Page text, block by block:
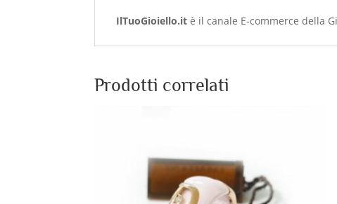
IlTuoGioiello.it è il canale E-commerce della
Prodotti correlati